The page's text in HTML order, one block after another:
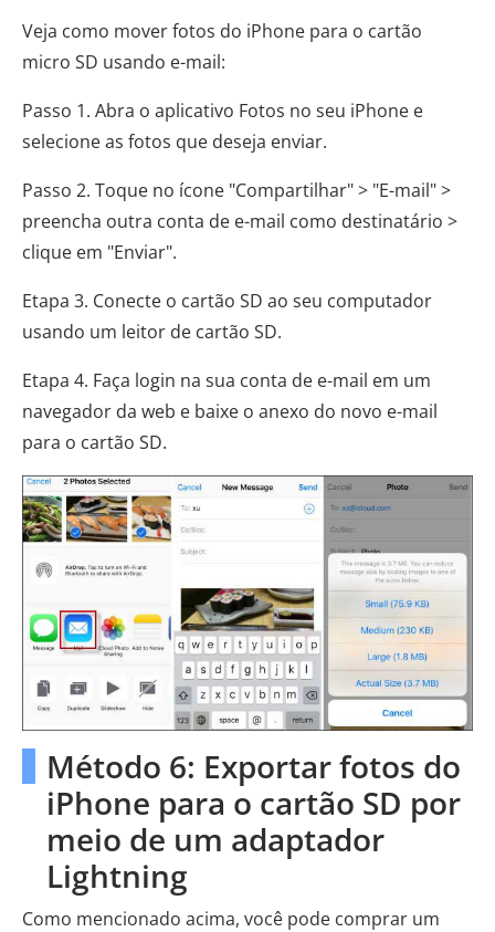
Veja como mover fotos do iPhone para o cartão
micro SD usando e-mail:
Passo 1. Abra o aplicativo Fotos no seu iPhone e
selecione as fotos que deseja enviar.
Passo 2. Toque no ícone "Compartilhar" > "E-mail" >
preencha outra conta de e-mail como destinatário >
clique em "Enviar".
Etapa 3. Conecte o cartão SD ao seu computador
usando um leitor de cartão SD.
Etapa 4. Faça login na sua conta de e-mail em um
navegador da web e baixe o anexo do novo e-mail
para o cartão SD.
Método 6: Exportar fotos do
iPhone para o cartão SD por
meio de um adaptador
Lightning
Como mencionado acima, você pode comprar um